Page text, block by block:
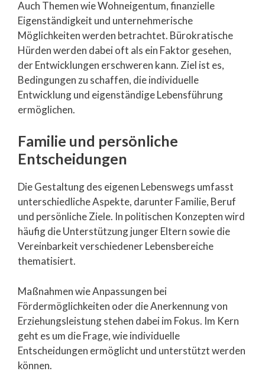
Auch Themen wie Wohneigentum, finanzielle
Eigenständigkeit und unternehmerische
Möglichkeiten werden betrachtet. Bürokratische
Hürden werden dabei oft als ein Faktor gesehen,
der Entwicklungen erschweren kann. Ziel ist es,
Bedingungen zu schaffen, die individuelle
Entwicklung und eigenständige Lebensführung
ermöglichen.
Familie und persönliche
Entscheidungen
Die Gestaltung des eigenen Lebenswegs umfasst
unterschiedliche Aspekte, darunter Familie, Beruf
und persönliche Ziele. In politischen Konzepten wird
häufig die Unterstützung junger Eltern sowie die
Vereinbarkeit verschiedener Lebensbereiche
thematisiert.
Maßnahmen wie Anpassungen bei
Fördermöglichkeiten oder die Anerkennung von
Erziehungsleistung stehen dabei im Fokus. Im Kern
geht es um die Frage, wie individuelle
Entscheidungen ermöglicht und unterstützt werden
können.